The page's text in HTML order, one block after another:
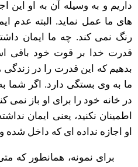
داریم و به وسیله آن به او این
های ما عمل نماید. البته عدم
رنگ نمی کند. چه ما ایمان
قدرت خدا بر قوت خود باقی
بدهیم که این قدرت را در زندگی
ما به وی بستگی دارد. اگر شما
در خانه خود را برای او باز نمی
اطمینان نکنید، یعنی ایمان
او اجازه نداده ای که داخل